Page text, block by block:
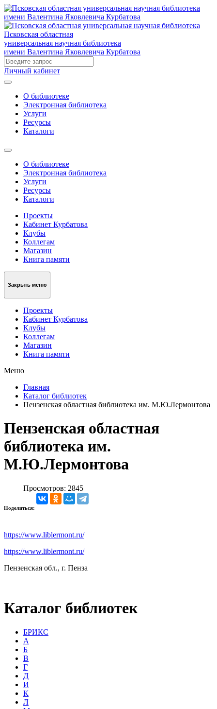
Псковская областная
универсальная научная библиотека
имени Валентина Яковлевича Курбатова
Личный кабинет
О библиотеке
Электронная библиотека
Услуги
Ресурсы
Каталоги
О библиотеке
Электронная библиотека
Услуги
Ресурсы
Каталоги
Проекты
Кабинет Курбатова
Клубы
Коллегам
Магазин
Книга памяти
Закрыть меню
Проекты
Кабинет Курбатова
Клубы
Коллегам
Магазин
Книга памяти
Меню
Главная
Каталог библиотек
Пензенская областная библиотека им. М.Ю.Лермонтова
Пензенская областная
библиотека им.
М.Ю.Лермонтова
Просмотров: 2845
Поделиться:
https://www.liblermont.ru/
https://www.liblermont.ru/
Пензенская обл., г. Пенза
Каталог библиотек
БРИКС
А
Б
В
Г
Д
И
К
Л